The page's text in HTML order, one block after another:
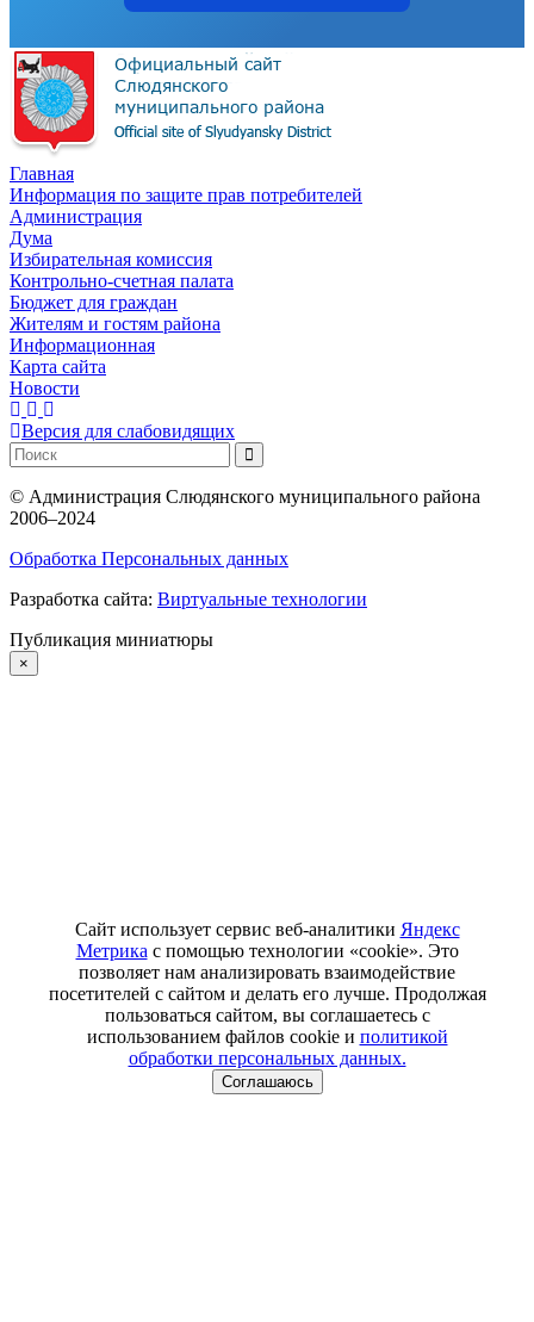
Главная
Информация по защите прав потребителей
Администрация
Дума
Избирательная комиссия
Контрольно-счетная палата
Бюджет для граждан
Жителям и гостям района
Информационная
Карта сайта
Новости
Версия для слабовидящих
© Администрация Слюдянского муниципального района
2006–2024
Обработка Персональных данных
Разработка сайта: Виртуальные технологии
Публикация миниатюры
×
Сайт использует сервис веб-аналитики Яндекс
Метрика с помощью технологии «cookie». Это
позволяет нам анализировать взаимодействие
посетителей с сайтом и делать его лучше. Продолжая
пользоваться сайтом, вы соглашаетесь с
использованием файлов cookie и политикой
обработки персональных данных.
Соглашаюсь